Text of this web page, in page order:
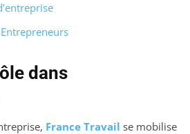
dans
France Travail se mobilise